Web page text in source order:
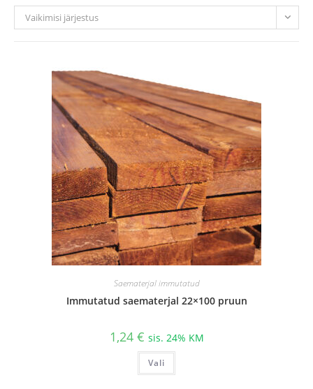
Vaikimisi järjestus
Saematerjal immutatud
Immutatud saematerjal 22×100 pruun
1,24 € sis. 24% KM
Vali
Sellel
on